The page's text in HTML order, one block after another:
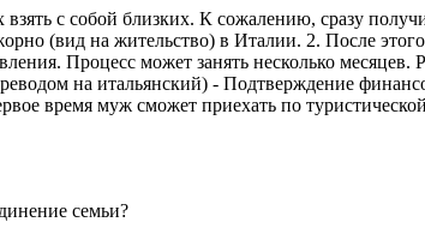
с собой близких. К сожалению, сразу
(вид на жительство) в Италии. 2. После
Процесс может занять несколько месяцев.
на итальянский) - Подтверждение
время муж сможет приехать по
семьи?